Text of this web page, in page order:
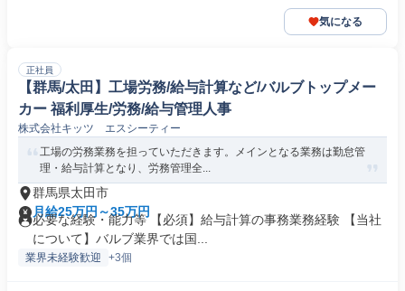
気になる
正社員
【群馬/太田】工場労務/給与計算など/バルブトップメー
カー 福利厚生/労務/給与管理人事
株式会社キッツ エスシーティー
工場の労務業務を担っていただきます。メインとなる業務は勤怠管
理・給与計算となり、労務管理全...
群馬県太田市
月給25万円～35万円
必要な経験・能力等 【必須】給与計算の事務業務経験 【当社
について】バルブ業界では国...
業界未経験歓迎 +3個